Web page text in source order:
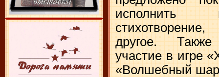
исполнить
другое.
участие в игре
«Волшебный